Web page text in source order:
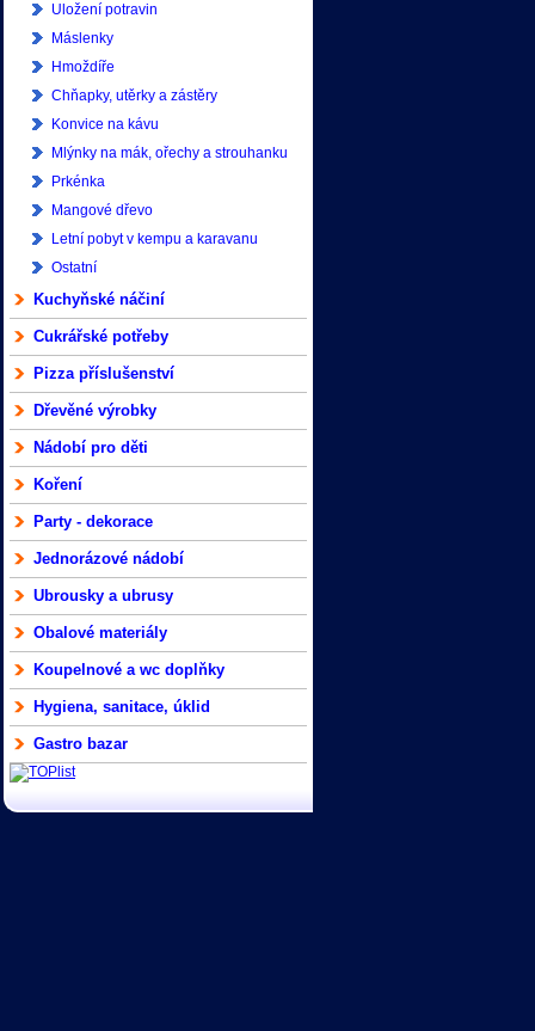
Uložení potravin
Máslenky
Hmoždíře
Chňapky, utěrky a zástěry
Konvice na kávu
Mlýnky na mák, ořechy a strouhanku
Prkénka
Mangové dřevo
Letní pobyt v kempu a karavanu
Ostatní
Kuchyňské náčiní
Cukrářské potřeby
Pizza příslušenství
Dřevěné výrobky
Nádobí pro děti
Koření
Party - dekorace
Jednorázové nádobí
Ubrousky a ubrusy
Obalové materiály
Koupelnové a wc doplňky
Hygiena, sanitace, úklid
Gastro bazar